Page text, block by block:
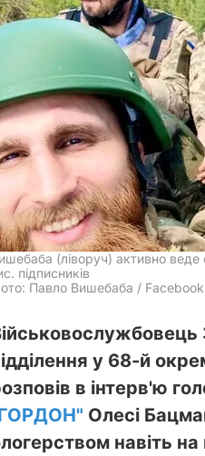
(ліворуч) активно веде
підписників
Павло Вишебаба / Facebook
у 68-й
в інтерв'ю
Олесі
навіть